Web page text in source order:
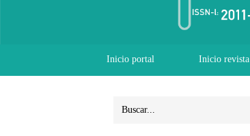
Inicio portal Inicio revista